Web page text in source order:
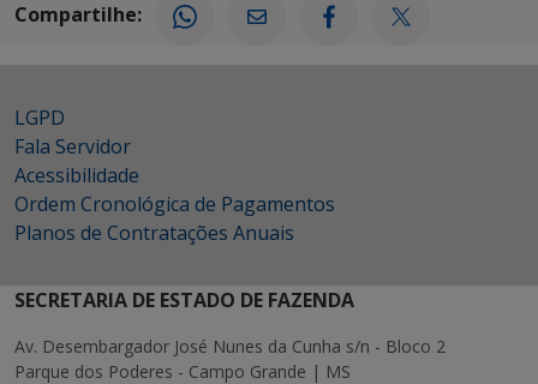
Compartilhe:
LGPD
Fala Servidor
Acessibilidade
Ordem Cronológica de Pagamentos
Planos de Contratações Anuais
SECRETARIA DE ESTADO DE FAZENDA
Av. Desembargador José Nunes da Cunha s/n - Bloco 2
Parque dos Poderes - Campo Grande | MS